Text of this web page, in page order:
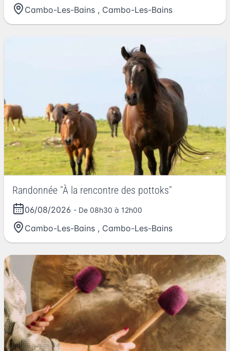
Cambo-Les-Bains , Cambo-Les-Bains
Randonnée "À la rencontre des pottoks"
06/08/2026 - De 08h30 à 12h00
Cambo-Les-Bains , Cambo-Les-Bains